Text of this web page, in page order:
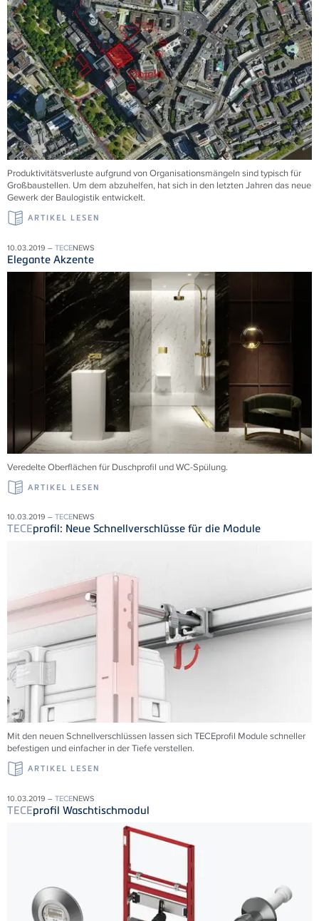
Produktivitätsverluste aufgrund von Organisationsmängeln sind typisch für
Großbaustellen. Um dem abzuhelfen, hat sich in den letzten Jahren das neue
Gewerk der Baulogistik entwickelt.
ARTIKEL LESEN
10.03.2019 – TECENEWS
Elegante Akzente
Veredelte Oberflächen für Duschprofil und WC-Spülung.
ARTIKEL LESEN
10.03.2019 – TECENEWS
TECEprofil: Neue Schnellverschlüsse für die Module
Mit den neuen Schnellverschlüssen lassen sich TECEprofil Module schneller
befestigen und einfacher in der Tiefe verstellen.
ARTIKEL LESEN
10.03.2019 – TECENEWS
TECEprofil Waschtischmodul